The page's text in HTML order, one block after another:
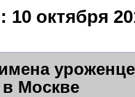
10 октября
Москве